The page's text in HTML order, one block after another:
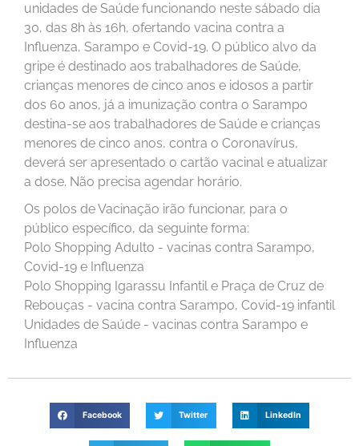
unidades de Saúde funcionando neste sábado dia
30, das 8h às 16h, ofertando vacina contra a
Influenza, Sarampo e Covid-19. O público alvo da
gripe é destinado aos trabalhadores de Saúde,
crianças menores de cinco anos e idosos a partir
dos 60 anos, já a imunização contra o Sarampo
destina-se aos trabalhadores de Saúde e crianças
menores de cinco anos, contra o Coronavírus,
deverá ser apresentado o cartão vacinal e atualizar
a dose. Não precisa agendar horário.
Os polos de Vacinação irão funcionar, para o
público específico, da seguinte forma:
Polo Shopping Adulto - vacinas contra Sarampo,
Covid-19 e Influenza
Polo Shopping Igarassu Infantil e Praça de Cruz de
Rebouças - vacina contra Sarampo, Covid-19 infantil
Unidades de Saúde - vacinas contra Sarampo e
Influenza
Facebook Twitter LinkedIn